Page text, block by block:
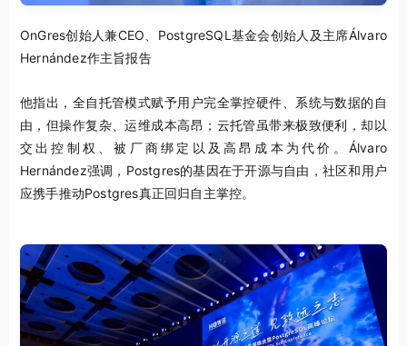
OnGres创始人兼CEO、PostgreSQL基金会创始人及主席Álvaro
Hernández作主旨报告
他指出，全自托管模式赋予用户完全掌控硬件、系统与数据的自
由，但操作复杂、运维成本高昂；云托管虽带来极致便利，却以
交出控制权、被厂商绑定以及高昂成本为代价。Álvaro
Hernández强调，Postgres的基因在于开源与自由，社区和用户
应携手推动Postgres真正回归自主掌控。